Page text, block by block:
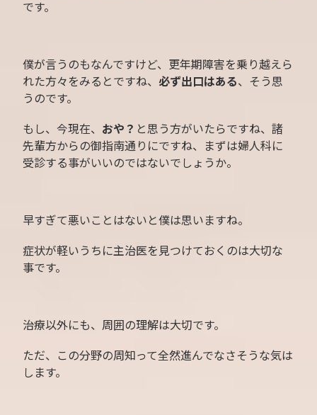
です。
僕が言うのもなんですけど、更年期障害を乗り越えら
れた方々をみるとですね、 必ず出口はある、そう思
うのです。
もし、今現在、 おや？ と思う方がいたらですね、諸
先輩方からの御指南通りにですね、まずは婦人科に
受診する事がいいのではないでしょうか。
早すぎて悪いことはないと僕は思いますね。
症状が軽いうちに主治医を見つけておくのは大切な
事です。
治療以外にも、周囲の理解は大切です。
ただ、この分野の周知って全然進んでなさそうな気は
します。